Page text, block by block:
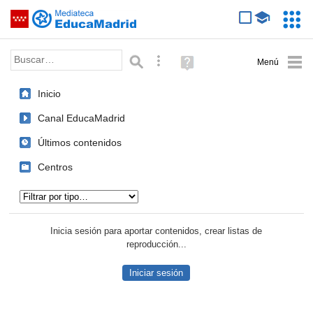
Saltar navegación
Palabra o frase: Búsqueda avanzada
Ayuda
(en
Inicio
Canal EducaMadrid
Últimos contenidos
Centros
Inicia sesión para aportar contenidos, crear listas de
reproducción...
Iniciar sesión